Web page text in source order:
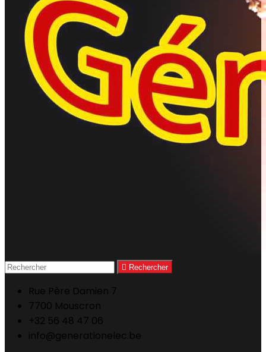
 Rechercher
Rue Père Damien 7
7700 Mouscron
+32 56 48 47 06
info@generationelec.be